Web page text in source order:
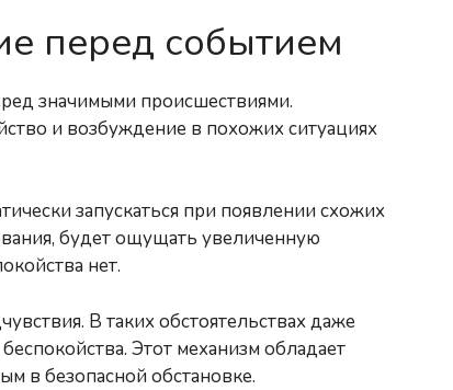
перед событием
значимыми происшествиями.
и возбуждение в похожих ситуациях
запускаться при появлении схожих
будет ощущать увеличенную
нет.
В таких обстоятельствах даже
Этот механизм обладает
в безопасной обстановке.